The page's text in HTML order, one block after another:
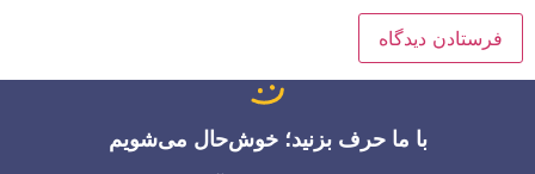
با ما حرف بزنید؛ خوش‌حال می‌شویم